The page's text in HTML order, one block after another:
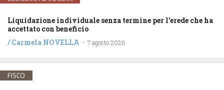
Liquidazione individuale senza termine per l’erede che ha
accettato con beneficio
/Carmela NOVELLA - 7 agosto 2026
FISCO